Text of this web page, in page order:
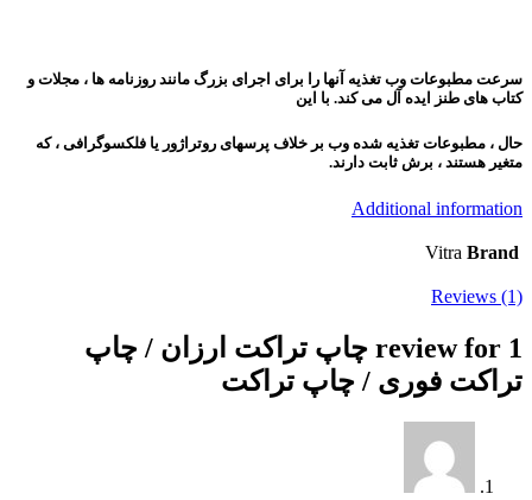
سرعت مطبوعات وب تغذیه آنها را برای اجرای بزرگ مانند روزنامه ها ، مجلات و
کتاب های طنز ایده آل می کند. با این
حال ، مطبوعات تغذیه شده وب بر خلاف پرسهای روتراژور یا فلكسوگرافی ، كه
متغیر هستند ، برش ثابت دارند.
Additional information
Brand
Vitra
Reviews (1)
1 review for
چاپ تراکت ارزان / چاپ
تراکت فوری / چاپ تراکت